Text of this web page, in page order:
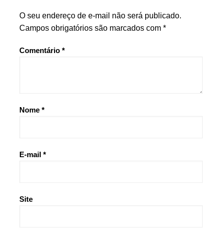
O seu endereço de e-mail não será publicado.
Campos obrigatórios são marcados com *
Comentário *
Nome *
E-mail *
Site